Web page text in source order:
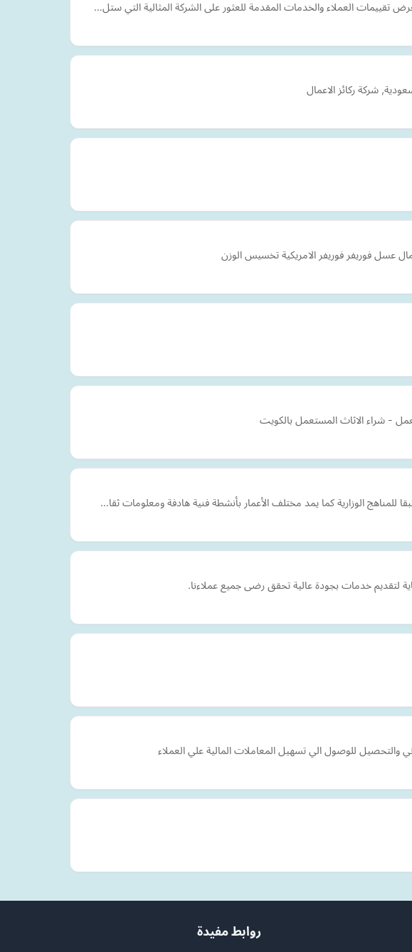
تقييمات العملاء والخدمات المقدمة للعثور على الشركة المثالية التي ستل…
شركة ركائز الاعمال
الوزارية كما يمد مختلف الأعمار بأنشطة فنية هادفة ومعلومات ثقا…
لتقديم خدمات بجودة عالية تحقق رضى جميع عملاءنا.
والتحصيل للوصول الي تسهيل المعاملات المالية علي العملاء
روابط مفيدة